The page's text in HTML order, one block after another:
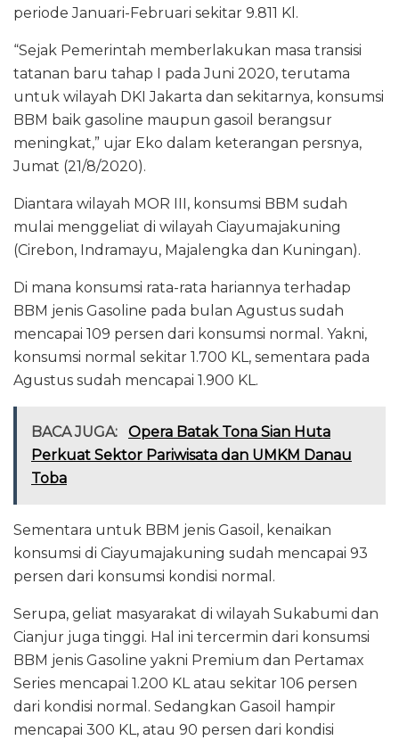
periode Januari-Februari sekitar 9.811 Kl.
“Sejak Pemerintah memberlakukan masa transisi
tatanan baru tahap I pada Juni 2020, terutama
untuk wilayah DKI Jakarta dan sekitarnya, konsumsi
BBM baik gasoline maupun gasoil berangsur
meningkat,” ujar Eko dalam keterangan persnya,
Jumat (21/8/2020).
Diantara wilayah MOR III, konsumsi BBM sudah
mulai menggeliat di wilayah Ciayumajakuning
(Cirebon, Indramayu, Majalengka dan Kuningan).
Di mana konsumsi rata-rata hariannya terhadap
BBM jenis Gasoline pada bulan Agustus sudah
mencapai 109 persen dari konsumsi normal. Yakni,
konsumsi normal sekitar 1.700 KL, sementara pada
Agustus sudah mencapai 1.900 KL.
BACA JUGA:
Opera Batak Tona Sian Huta
Perkuat Sektor Pariwisata dan UMKM Danau
Toba
Sementara untuk BBM jenis Gasoil, kenaikan
konsumsi di Ciayumajakuning sudah mencapai 93
persen dari konsumsi kondisi normal.
Serupa, geliat masyarakat di wilayah Sukabumi dan
Cianjur juga tinggi. Hal ini tercermin dari konsumsi
BBM jenis Gasoline yakni Premium dan Pertamax
Series mencapai 1.200 KL atau sekitar 106 persen
dari kondisi normal. Sedangkan Gasoil hampir
mencapai 300 KL, atau 90 persen dari kondisi